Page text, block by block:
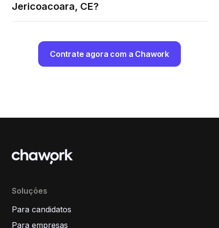
Jericoacoara, CE?
Contrate agora com a Chawork
Soluções
Para candidatos
Para empresas